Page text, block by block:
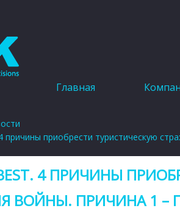
Главная
причины приобрести туристическую
4 ПРИЧИНЫ
ВОЙНЫ. ПРИЧИНА 1